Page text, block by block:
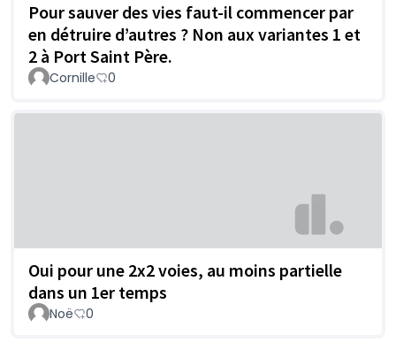
Pour sauver des vies faut-il commencer par
en détruire d’autres ? Non aux variantes 1 et
2 à Port Saint Père.
Cornille 0
Oui pour une 2x2 voies, au moins partielle
dans un 1er temps
Noë 0